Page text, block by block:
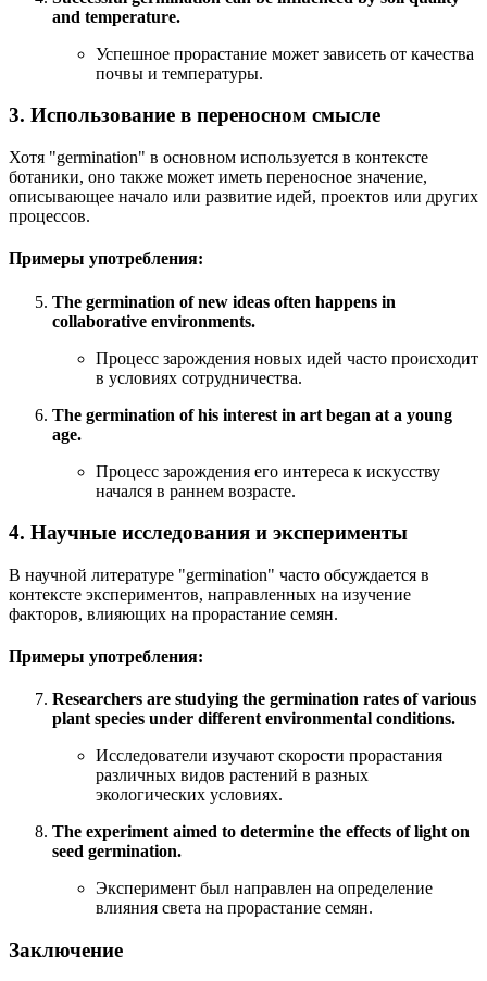
and temperature.
Успешное прорастание может зависеть от качества
почвы и температуры.
3. Использование в переносном смысле
Хотя "germination" в основном используется в контексте
ботаники, оно также может иметь переносное значение,
описывающее начало или развитие идей, проектов или других
процессов.
Примеры употребления:
The germination of new ideas often happens in
collaborative environments.
Процесс зарождения новых идей часто происходит
в условиях сотрудничества.
The germination of his interest in art began at a young
age.
Процесс зарождения его интереса к искусству
начался в раннем возрасте.
4. Научные исследования и эксперименты
В научной литературе "germination" часто обсуждается в
контексте экспериментов, направленных на изучение
факторов, влияющих на прорастание семян.
Примеры употребления:
Researchers are studying the germination rates of various
plant species under different environmental conditions.
Исследователи изучают скорости прорастания
различных видов растений в разных
экологических условиях.
The experiment aimed to determine the effects of light on
seed germination.
Эксперимент был направлен на определение
влияния света на прорастание семян.
Заключение